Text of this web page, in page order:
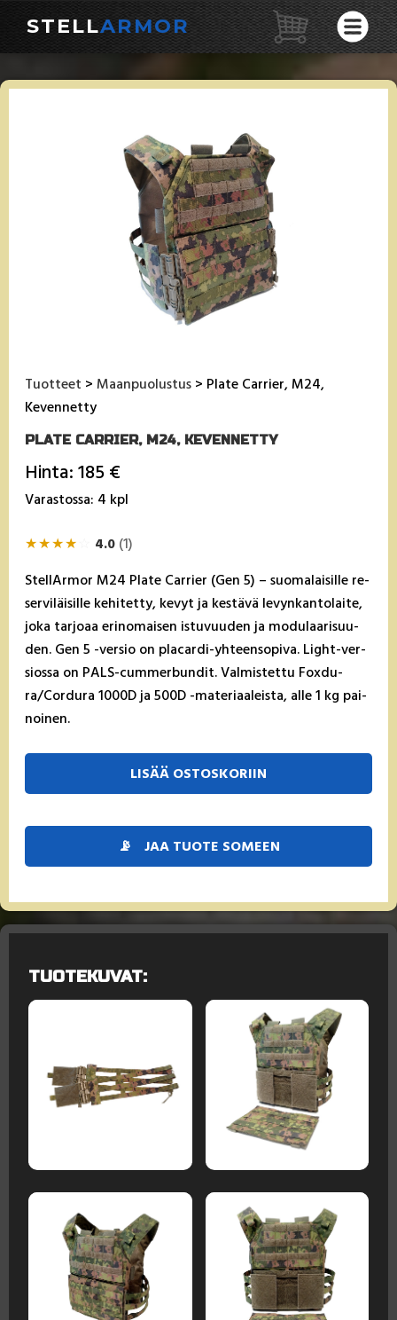
STELLARMOR
Tuotteet >Maanpuolustus> Plate Carrier, M24,
Kevennetty
PLATE CARRIER, M24, KEVENNETTY
Hinta: 185 €
Varastossa: 4 kpl
★★★★ 4.0(1)
Stel­lAr­mor M24 Pla­te Car­rier (Gen 5) – suo­ma­lai­sil­le re­
ser­vi­läi­sil­le ke­hi­tet­ty, ke­vyt ja kes­tä­vä le­vyn­kan­to­lai­te,
jo­ka tar­joaa eri­no­mai­sen is­tu­vuu­den ja mo­du­laa­ri­suu­
den. Gen 5 -ver­sio on pla­car­di-yh­teen­so­pi­va. Light-ver­
sios­sa on PALS-cum­mer­bun­dit. Val­mis­tet­tu Fox­du­
ra/Cor­du­ra 1000D ja 500D -ma­te­riaa­leis­ta, al­le 1 kg pai­
noi­nen.
LISÄÄ OSTOSKORIIN
📡 JAA TUOTE SOMEEN
TUOTEKUVAT: